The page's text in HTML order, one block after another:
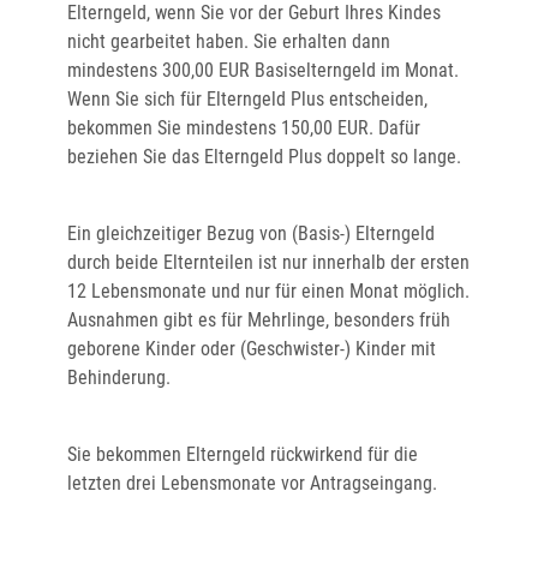
Elterngeld, wenn Sie vor der Geburt Ihres Kindes
nicht gearbeitet haben. Sie erhalten dann
mindestens 300,00 EUR Basiselterngeld im Monat.
Wenn Sie sich für Elterngeld Plus entscheiden,
bekommen Sie mindestens 150,00 EUR. Dafür
beziehen Sie das Elterngeld Plus doppelt so lange.
Ein gleichzeitiger Bezug von (Basis-) Elterngeld
durch beide Elternteilen ist nur innerhalb der ersten
12 Lebensmonate und nur für einen Monat möglich.
Ausnahmen gibt es für Mehrlinge, besonders früh
geborene Kinder oder (Geschwister-) Kinder mit
Behinderung.
Sie bekommen Elterngeld rückwirkend für die
letzten drei Lebensmonate vor Antragseingang.